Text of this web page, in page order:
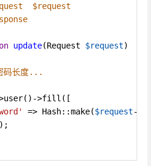
$request
update(Request $request)
码长度...
user() ->fill ([
=> Hash::make($request->